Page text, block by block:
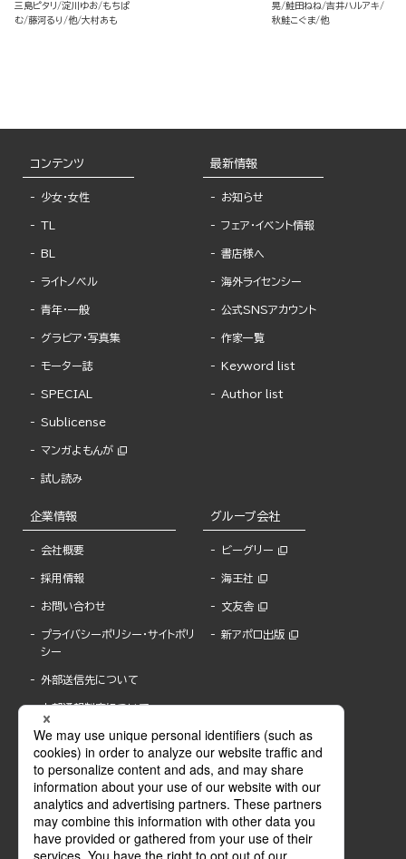
三島ピタリ 淀川ゆお もちぱ
む 藤河るり 他 大村あも
晃 鮭田ねね 吉井ハルアキ
秋鮭こぐま 他
コンテンツ
少女・女性
TL
BL
ライトノベル
青年・一般
グラビア・写真集
モーター誌
SPECIAL
Sublicense
マンガよもんが
試し読み
最新情報
お知らせ
フェア・イベント情報
書店様へ
海外ライセンシー
公式SNSアカウント
作家一覧
Keyword list
Author list
企業情報
会社概要
採用情報
お問い合わせ
プライバシーポリシー・サイトポリ
シー
外部送信先について
内部通報制度について
グループ会社
ビーグリー
海王社
文友舎
新アポロ出版